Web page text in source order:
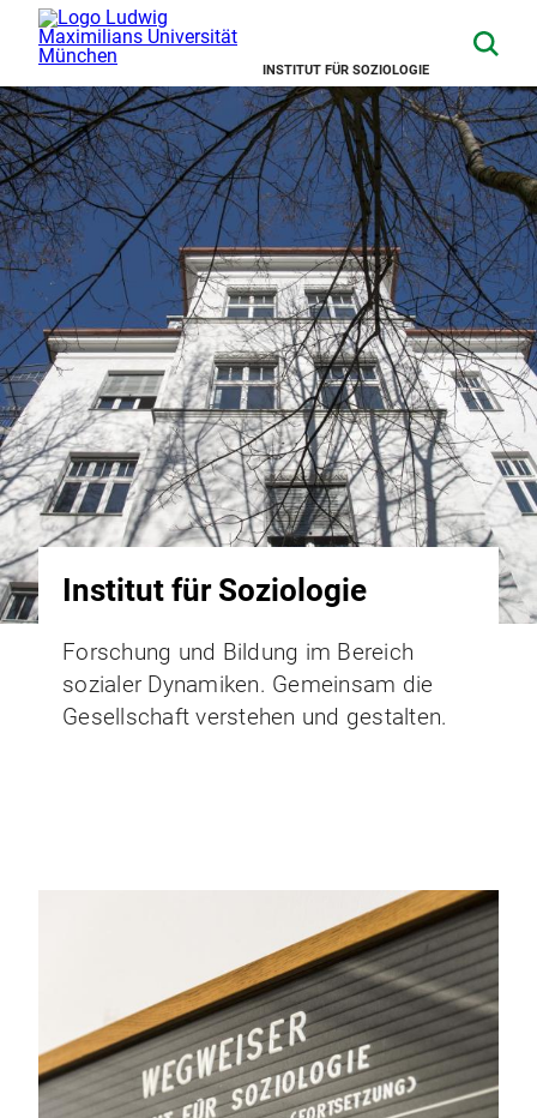
INSTITUT FÜR SOZIOLOGIE
Institut für Soziologie
Forschung und Bildung im Bereich
sozialer Dynamiken. Gemeinsam die
Gesellschaft verstehen und gestalten.